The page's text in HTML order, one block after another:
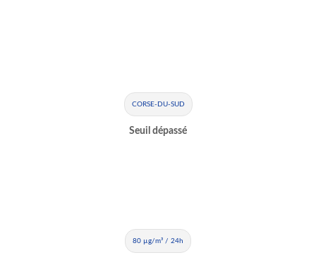
CORSE-DU-SUD
Seuil dépassé
80 µg/m³ / 24h